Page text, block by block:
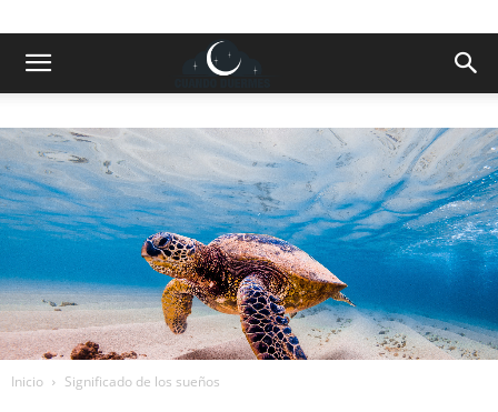
Inicio Significado de los sueños